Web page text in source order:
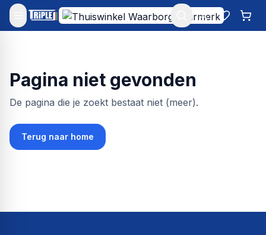
Mijn account
Pagina niet gevonden
De pagina die je zoekt bestaat niet (meer).
Terug naar home